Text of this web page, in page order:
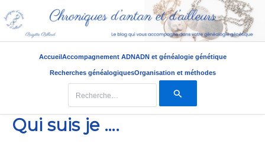
AccueilAccompagnement ADNADN et généalogie génétique
Recherches généalogiquesOrganisation et méthodes
Rechercher :
AllerQui suis je ….